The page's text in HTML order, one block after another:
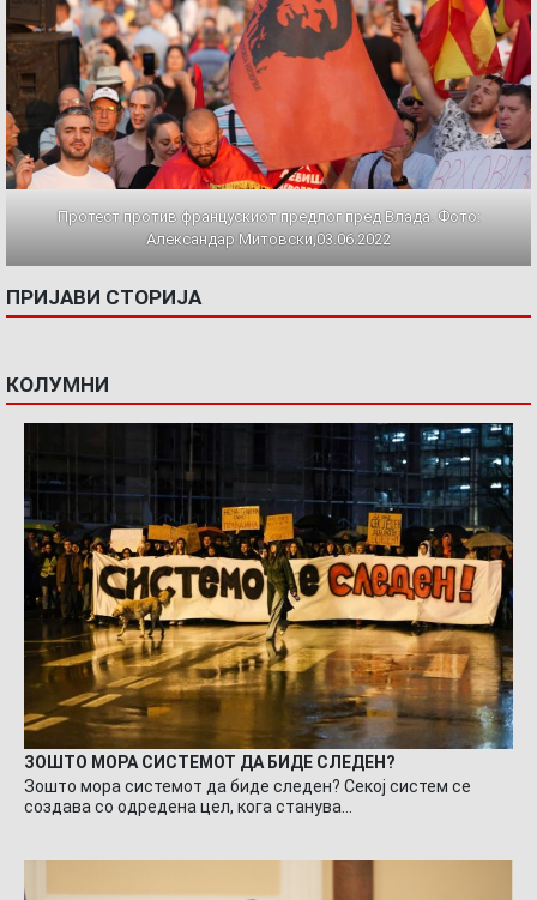
Протест против францускиот предлог пред Влада. Фото:
Александар Митовски,03.06.2022
ПРИЈАВИ СТОРИЈА
КОЛУМНИ
ЗОШТО МОРА СИСТЕМОТ ДА БИДЕ СЛЕДЕН?
Зошто мора системот да биде следен? Секој систем се
создава со одредена цел, кога станува…